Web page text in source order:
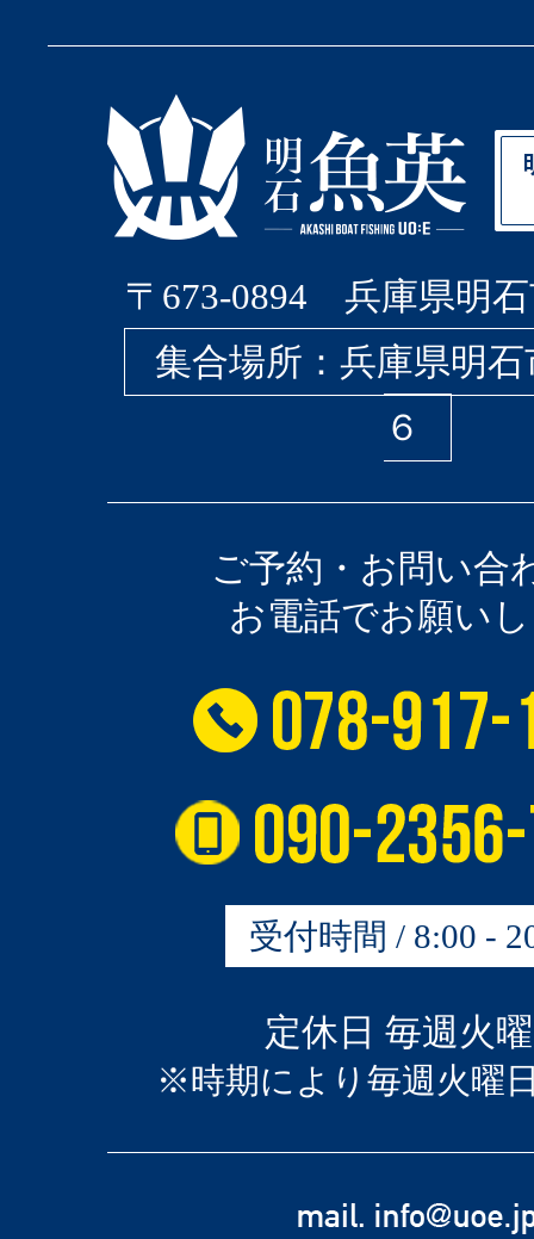
〒673-0894 兵庫県明石
集合場所：兵庫県明
６
ご予約・お問い合
お電話でお願い
受付時間 / 8:00 -
定休日 毎週火
※時期により毎週火曜